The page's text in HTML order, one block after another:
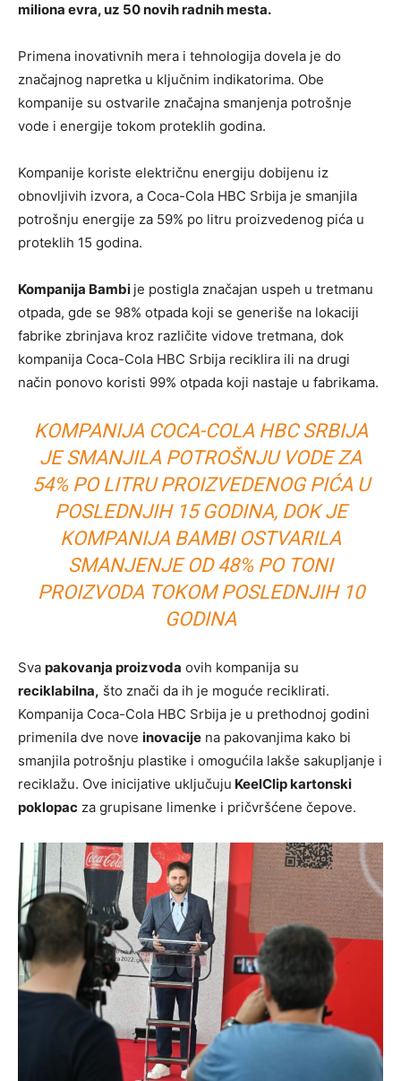
miliona evra, uz 50 novih radnih mesta.
Primena inovativnih mera i tehnologija dovela je do
značajnog napretka u ključnim indikatorima. Obe
kompanije su ostvarile značajna smanjenja potrošnje
vode i energije tokom proteklih godina.
Kompanije koriste električnu energiju dobijenu iz
obnovljivih izvora, a Coca-Cola HBC Srbija je smanjila
potrošnju energije za 59% po litru proizvedenog pića u
proteklih 15 godina.
Kompanija Bambi je postigla značajan uspeh u tretmanu
otpada, gde se 98% otpada koji se generiše na lokaciji
fabrike zbrinjava kroz različite vidove tretmana, dok
kompanija Coca-Cola HBC Srbija reciklira ili na drugi
način ponovo koristi 99% otpada koji nastaje u fabrikama.
KOMPANIJA COCA-COLA HBC SRBIJA
JE SMANJILA POTROŠNJU VODE ZA
54% PO LITRU PROIZVEDENOG PIĆA U
POSLEDNJIH 15 GODINA, DOK JE
KOMPANIJA BAMBI OSTVARILA
SMANJENJE OD 48% PO TONI
PROIZVODA TOKOM POSLEDNJIH 10
GODINA
Sva pakovanja proizvoda ovih kompanija su
reciklabilna, što znači da ih je moguće reciklirati.
Kompanija Coca-Cola HBC Srbija je u prethodnoj godini
primenila dve nove inovacije na pakovanjima kako bi
smanjila potrošnju plastike i omogućila lakše sakupljanje i
reciklažu. Ove inicijative uključuju KeelClip kartonski
poklopac za grupisane limenke i pričvršćene čepove.